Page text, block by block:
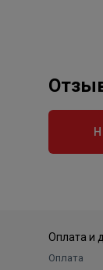
Оплата и
Оплата